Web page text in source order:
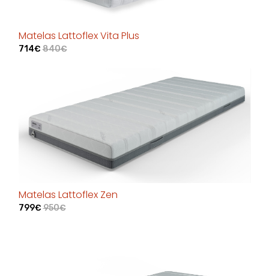
Matelas Lattoflex Vita Plus
714€840€
Matelas Lattoflex Zen
799€950€